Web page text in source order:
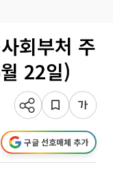
회부처 주
22일)
구글 선호매체 추가